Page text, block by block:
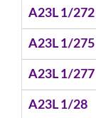
A23L 1/272
A23L 1/275
A23L 1/277
A23L 1/28